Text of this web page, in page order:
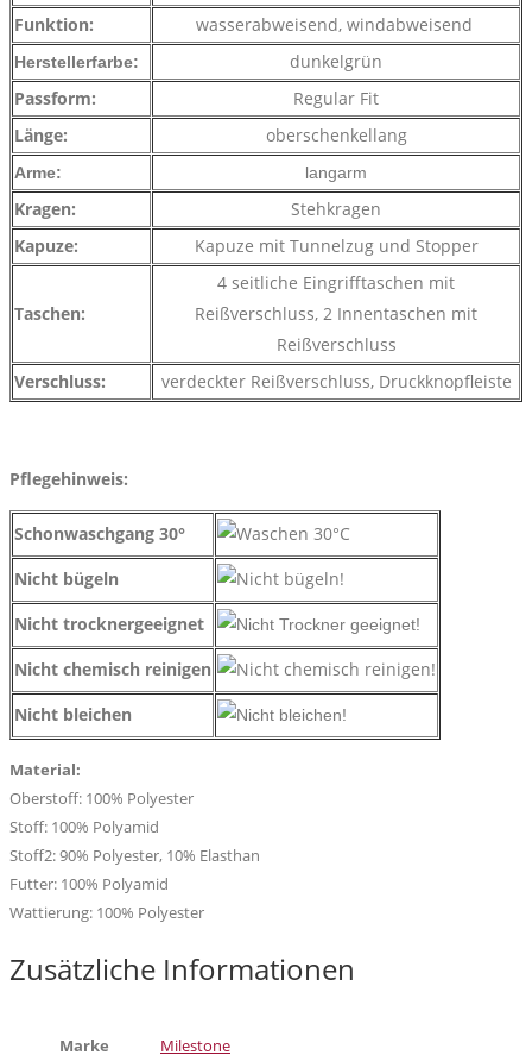
Funktion:
wasserabweisend, windabweisend
Herstellerfarbe:
dunkelgrün
Passform:
Regular Fit
Länge:
oberschenkellang
Arme: langarm
Kragen:
Stehkragen
Kapuze:
Kapuze mit Tunnelzug und Stopper
Taschen:
4 seitliche Eingrifftaschen mit
Reißverschluss, 2 Innentaschen mit
Reißverschluss
Verschluss:
verdeckter Reißverschluss, Druckknopfleiste
Pflegehinweis:
Schonwaschgang 30°
Nicht bügeln
Nicht trocknergeeignet
Nicht chemisch reinigen
Nicht bleichen
Material:
Oberstoff: 100% Polyester
Stoff: 100% Polyamid
Stoff2: 90% Polyester, 10% Elasthan
Futter: 100% Polyamid
Wattierung: 100% Polyester
Zusätzliche Informationen
Marke Milestone